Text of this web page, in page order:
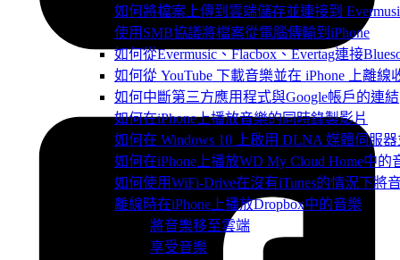
如何將檔案上傳到雲端儲存並連接到
使用SMB協議將檔案從電腦傳輸到iPhone
如何從Evermusic、Flacbox、Evertag連接
如何從 YouTube 下載音樂並在 iPhone 上離線
如何中斷第三方應用程式與Google帳戶的連結
如何在iPhone上播放音樂的同時錄製影片
如何在 Windows 10 上啟用 DLNA 媒體伺服
如何在iPhone上播放WD My Cloud Home中的
如何使用WiFi-Drive在沒有iTunes的情況下將
離線時在iPhone上播放Dropbox中的音樂
將音樂移至雲端
享受音樂